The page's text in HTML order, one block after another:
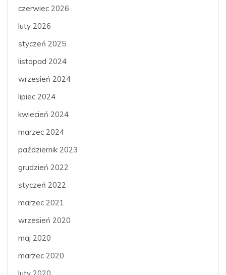
czerwiec 2026
luty 2026
styczeń 2025
listopad 2024
wrzesień 2024
lipiec 2024
kwiecień 2024
marzec 2024
październik 2023
grudzień 2022
styczeń 2022
marzec 2021
wrzesień 2020
maj 2020
marzec 2020